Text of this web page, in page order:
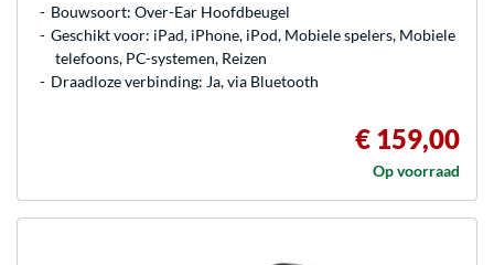
Bouwsoort: Over-Ear Hoofdbeugel
Geschikt voor: iPad, iPhone, iPod, Mobiele spelers, Mobiele
telefoons, PC-systemen, Reizen
Draadloze verbinding: Ja, via Bluetooth
€ 159,00
Op voorraad